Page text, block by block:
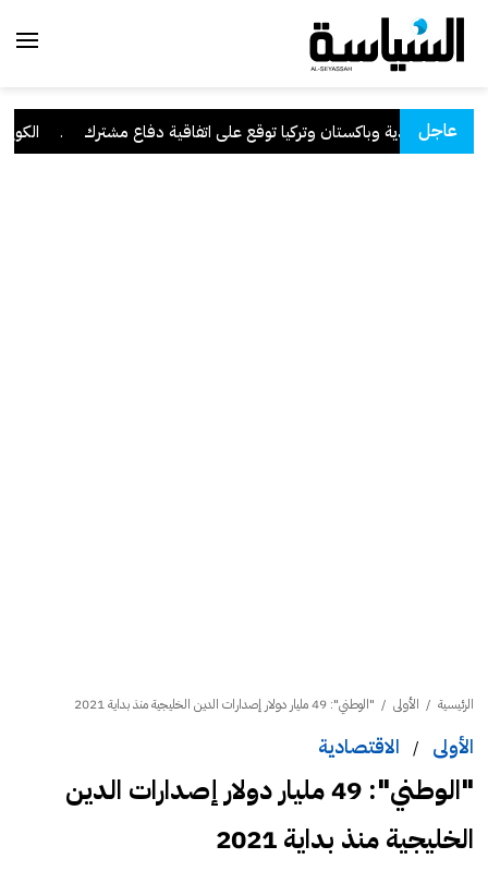
عاجل
السعودية وباكستان وتركيا توقع على اتفاقية دفاع مشترك . الكويت
الرئيسية / الأولى / "الوطني": 49 مليار دولار إصدارات الدين الخليجية منذ بداية 2021
الأولى / الاقتصادية
"الوطني": 49 مليار دولار إصدارات الدين
الخليجية منذ بداية 2021